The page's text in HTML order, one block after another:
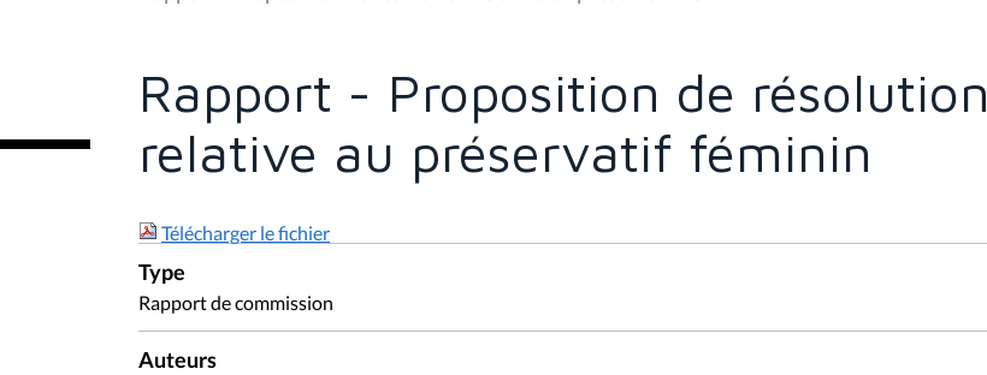
Rapport - Proposition de résolution
relative au préservatif féminin
Télécharger le fichier
Type
Rapport de commission
Auteurs